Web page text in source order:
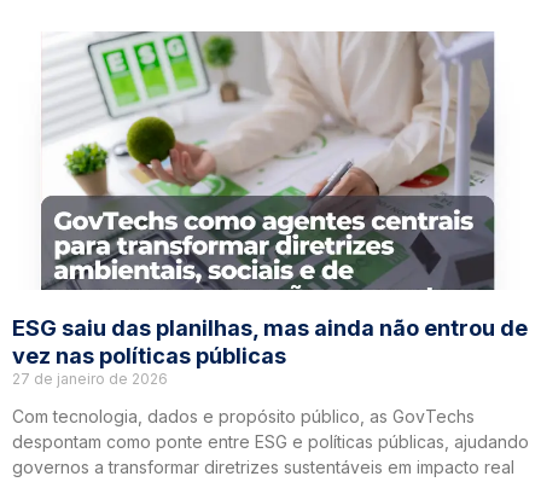
ESG saiu das planilhas, mas ainda não entrou de
vez nas políticas públicas
27 de janeiro de 2026
Com tecnologia, dados e propósito público, as GovTechs
despontam como ponte entre ESG e políticas públicas, ajudando
governos a transformar diretrizes sustentáveis em impacto real